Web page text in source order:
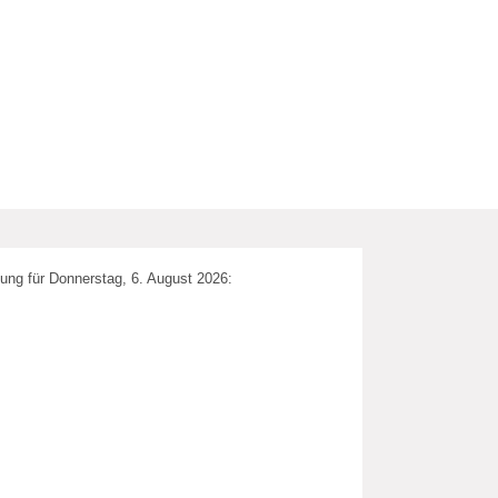
für Donnerstag, 6. August 2026: